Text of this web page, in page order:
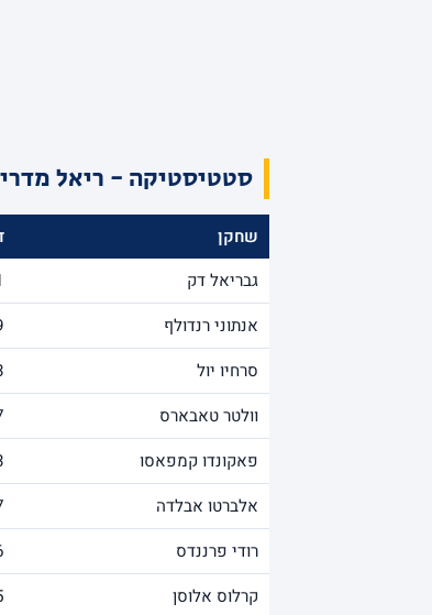
סטטיסטיקה - ריאל
שחקן
גבריאל דק
אנתוני רנדולף
סרחיו יול
וולטר טאבארס
פאקונדו קמפאסו
אלברטו אבלדה
רודי פרננדס
קרלוס אלוסן